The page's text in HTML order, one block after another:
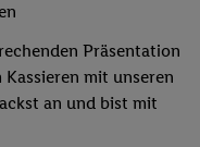
Präsentation
mit unseren
an und bist mit